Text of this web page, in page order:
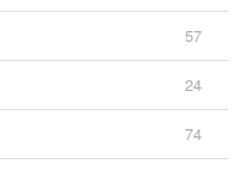
57
24
74